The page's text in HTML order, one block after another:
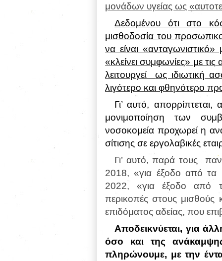
μονάδων υγείας ως «
Δεδομένου ότι στο
μισθοδοσία του
να είναι «ανταγωνιστικό»
«κλείνει συμφωνίες» με
λειτουργεί
ως ιδιωτική
λιγότερο και φθηνότερο
Γι’ αυτό,
μονιμοποίηση των
νοσοκομεία προχωρεί η
σίτισης σε εργολαβικές
Γι’ αυτό, παρά τους
2018, «για έξοδο από τα
2022, «για έξοδο από
περικοπές στους
επιδόματος αδείας, που
Αποδεικνύεται, για
όσο και της
πληρώνουμε, με την